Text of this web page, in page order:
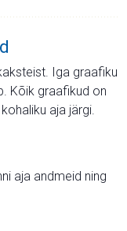
Iga graafiku
Kõik graafikud on
aja järgi.
aja andmeid ning